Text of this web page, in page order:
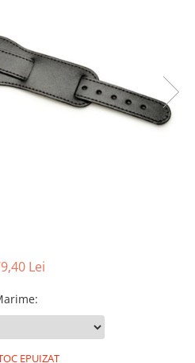
Lei
:
EPUIZAT